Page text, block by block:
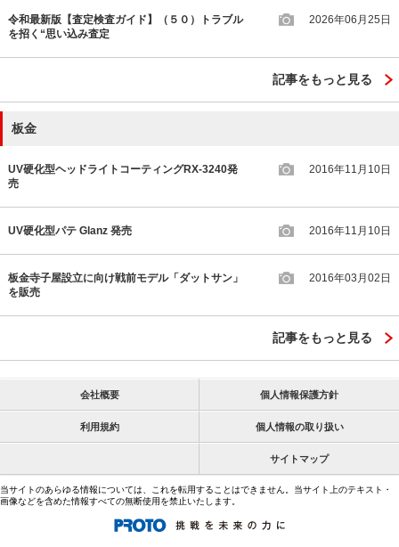
令和最新版【査定検査ガイド】（５０）トラブル
を招く“思い込み査定
2026年06月25日
記事をもっと見る
板金
UV硬化型ヘッドライトコーティングRX-3240発
売
2016年11月10日
UV硬化型パテ Glanz 発売 2016年11月10日
板金寺子屋設立に向け戦前モデル「ダットサン」
を販売
2016年03月02日
記事をもっと見る
会社概要 個人情報保護方針
利用規約 個人情報の取り扱い
サイトマップ
当サイトのあらゆる情報については、これを転用することはできません。当サイト上のテキスト・
画像などを含めた情報すべての無断使用を禁止いたします。